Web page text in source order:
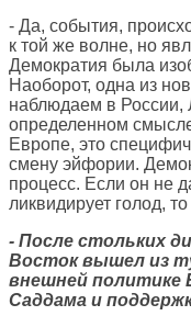
- Да, события,
к той же волне, но
Демократия была
Наоборот, одна из
наблюдаем в России,
определенном
Европе, это
смену эйфории.
процесс. Если он не
ликвидирует голод,
- После стольких
Восток вышел из
внешней политике
Саддама и